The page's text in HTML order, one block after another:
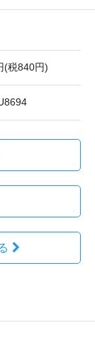
(税840円)